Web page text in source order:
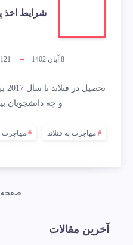
شرایط اخذ
8 آبان 1402 121
و چه دانشجویان
مهاجرت به فنلاند مهاجرت
صفحه 1 از 1
آخرین مقالات